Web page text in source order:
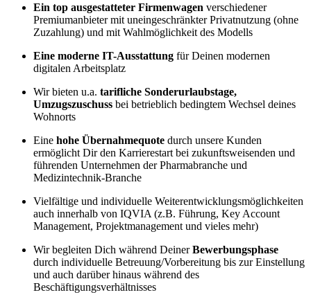
Ein top ausgestatteter Firmenwagen verschiedener
Premiumanbieter mit uneingeschränkter Privatnutzung (ohne
Zuzahlung) und mit Wahlmöglichkeit des Modells
Eine moderne IT-Ausstattung für Deinen modernen
digitalen Arbeitsplatz
Wir bieten u.a. tarifliche Sonderurlaubstage,
Umzugszuschuss bei betrieblich bedingtem Wechsel deines
Wohnorts
Eine hohe Übernahmequote durch unsere Kunden
ermöglicht Dir den Karrierestart bei zukunftsweisenden und
führenden Unternehmen der Pharmabranche und
Medizintechnik-Branche
Vielfältige und individuelle Weiterentwicklungsmöglichkeiten
auch innerhalb von IQVIA (z.B. Führung, Key Account
Management, Projektmanagement und vieles mehr)
Wir begleiten Dich während DeinerBewerbungsphase
durch individuelle Betreuung/Vorbereitung bis zur Einstellung
und auch darüber hinaus während des
Beschäftigungsverhältnisses